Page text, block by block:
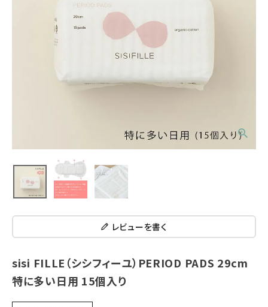
レビューを書く
sisi FILLE（シシフィーユ）PERIOD PADS 29cm
特に多い日用 15個入り